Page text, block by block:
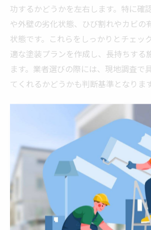
功するかどうかを左右します。特に確
や外壁の劣化状態、ひび割れやカビの
状態です。これらをしっかりとチェッ
適な塗装プランを作成し、長持ちする
ます。業者選びの際には、現地調査で
てくれるかどうかも判断基準となります
見積もりに含まれるべ
塗装の項目とは
材料費と施工費用の内訳
屋根外壁塗装の見積もりを取得する際
工費用の内訳を理解することが重要で
塗料の種類やブランド、使用する道具